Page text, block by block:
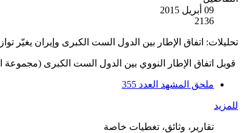
09 أبريل 2015
2136
تحليلات: اتفاق الإطار بين الدول الست الكبرى وإيران يغيّر
قوبل اتفاق الإطار النووي بين الدول الست الكبرى (مجموعة الدول 5+1) وإيران بمعارضة واسعة في إسرائيل شملت معظم ألوان
ملحق المشهد العدد 355
للمزيد
تقارير، وثائق، تغطيات خاصة